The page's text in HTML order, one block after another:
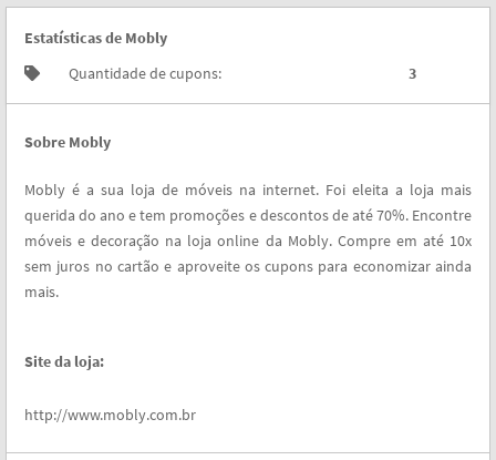
Estatísticas de Mobly
Quantidade de cupons:
3
Sobre Mobly
Mobly é a sua loja de móveis na internet. Foi eleita a loja mais
querida do ano e tem promoções e descontos de até 70%. Encontre
móveis e decoração na loja online da Mobly. Compre em até 10x
sem juros no cartão e aproveite os cupons para economizar ainda
mais.
Site da loja:
http://www.mobly.com.br